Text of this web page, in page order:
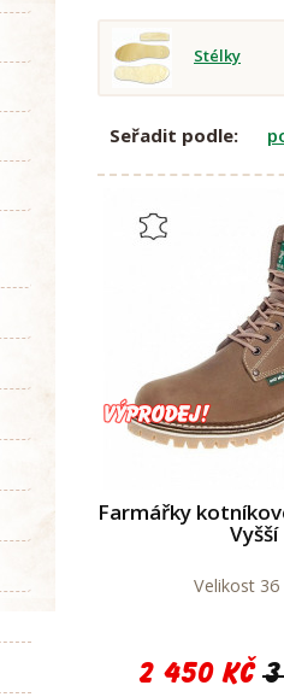
Stélky
Seřadit podle:
Farmářky
Vyšší
Velikost 36
2 450 Kč 3